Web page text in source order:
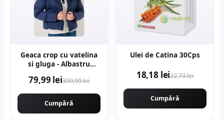
Geaca crop cu vatelina
si gluga - Albastru
79,99 lei399,99 lei
Cumpără
Ulei de Catina 30Cps
18,18 lei22,73 lei
Cumpără